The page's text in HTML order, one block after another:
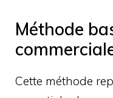
Méthode
Cette méthode